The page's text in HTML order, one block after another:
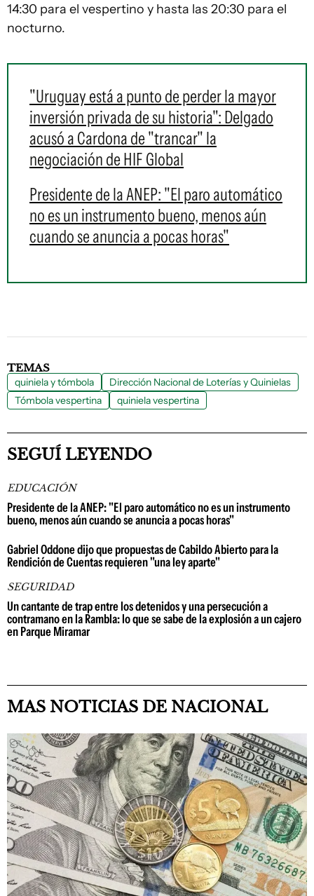
14:30 para el vespertino y hasta las 20:30 para el
nocturno.
"Uruguay está a punto de perder la mayor
inversión privada de su historia": Delgado
acusó a Cardona de "trancar" la
negociación de HIF Global
Presidente de la ANEP: "El paro automático
no es un instrumento bueno, menos aún
cuando se anuncia a pocas horas"
TEMAS
quiniela y tómbola
Dirección Nacional de Loterías y Quinielas
Tómbola vespertina
quiniela vespertina
SEGUÍ LEYENDO
EDUCACIÓN
Presidente de la ANEP: "El paro automático no es un instrumento
bueno, menos aún cuando se anuncia a pocas horas"
Gabriel Oddone dijo que propuestas de Cabildo Abierto para la
Rendición de Cuentas requieren "una ley aparte"
SEGURIDAD
Un cantante de trap entre los detenidos y una persecución a
contramano en la Rambla: lo que se sabe de la explosión a un cajero
en Parque Miramar
MAS NOTICIAS DE NACIONAL